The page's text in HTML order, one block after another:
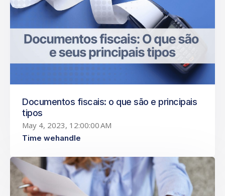
Documentos fiscais: o que são e principais
tipos
May 4, 2023, 12:00:00 AM
Time wehandle